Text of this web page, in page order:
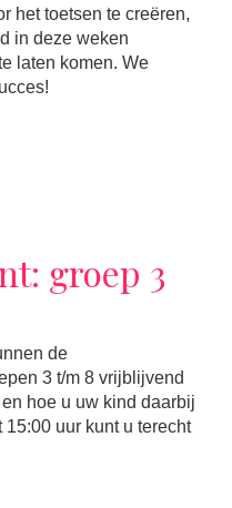
het toetsen te creëren,
in deze weken
laten komen. We
groep 3
de
3 t/m 8 vrijblijvend
hoe u uw kind daarbij
15:00 uur kunt u terecht